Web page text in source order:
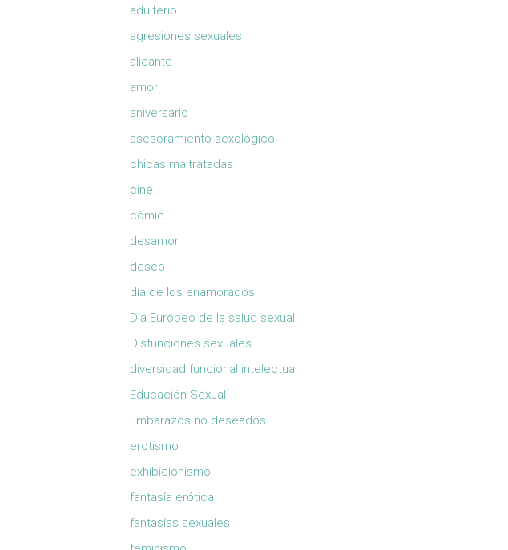
adulterio
agresiones sexuales
alicante
amor
aniversario
asesoramiento sexológico
chicas maltratadas
cine
cómic
desamor
deseo
día de los enamorados
Dia Europeo de la salud sexual
Disfunciones sexuales
diversidad funcional intelectual
Educación Sexual
Embarazos no deseados
erotismo
exhibicionismo
fantasía erótica
fantasías sexuales